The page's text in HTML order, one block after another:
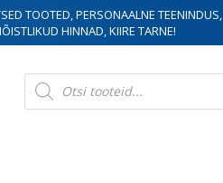
TOOTED, PERSONAALNE TEENINDUS,
HINNAD, KIIRE TARNE!
Products
search